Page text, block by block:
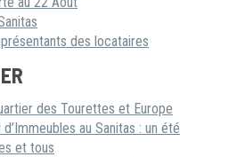
des locataires
des Tourettes et Europe
au Sanitas : un été
et tous